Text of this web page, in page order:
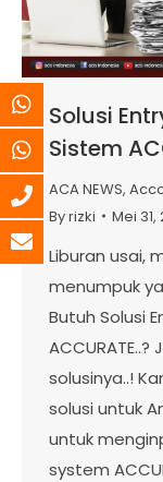
Solusi
Sistem
ACA NEWS,
Byrizki Mei 31,
Liburan usai,
menumpuk
Butuh Solusi
solusinya..!
solusi untuk
untuk
system